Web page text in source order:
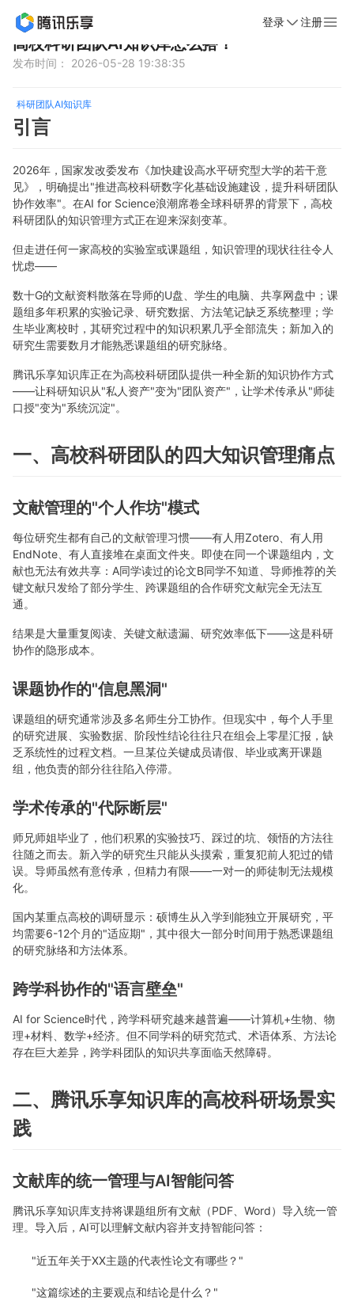
登录 注册
首页 新闻动态
高校科研团队AI知识库怎么搭？
发布时间： 2026-05-28 19:38:35
科研团队AI知识库
引言
2026年，国家发改委发布《加快建设高水平研究型大学的若干意
见》，明确提出"推进高校科研数字化基础设施建设，提升科研团队
协作效率"。在AI for Science浪潮席卷全球科研界的背景下，高校
科研团队的知识管理方式正在迎来深刻变革。
但走进任何一家高校的实验室或课题组，知识管理的现状往往令人
忧虑——
数十G的文献资料散落在导师的U盘、学生的电脑、共享网盘中；课
题组多年积累的实验记录、研究数据、方法笔记缺乏系统整理；学
生毕业离校时，其研究过程中的知识积累几乎全部流失；新加入的
研究生需要数月才能熟悉课题组的研究脉络。
腾讯乐享知识库正在为高校科研团队提供一种全新的知识协作方式
——让科研知识从"私人资产"变为"团队资产"，让学术传承从"师徒
口授"变为"系统沉淀"。
一、高校科研团队的四大知识管理痛点
文献管理的"个人作坊"模式
每位研究生都有自己的文献管理习惯——有人用Zotero、有人用
EndNote、有人直接堆在桌面文件夹。即使在同一个课题组内，文
献也无法有效共享：A同学读过的论文B同学不知道、导师推荐的关
键文献只发给了部分学生、跨课题组的合作研究文献完全无法互
通。
结果是大量重复阅读、关键文献遗漏、研究效率低下——这是科研
协作的隐形成本。
课题协作的"信息黑洞"
课题组的研究通常涉及多名师生分工协作。但现实中，每个人手里
的研究进展、实验数据、阶段性结论往往只在组会上零星汇报，缺
乏系统性的过程文档。一旦某位关键成员请假、毕业或离开课题
组，他负责的部分往往陷入停滞。
学术传承的"代际断层"
师兄师姐毕业了，他们积累的实验技巧、踩过的坑、领悟的方法往
往随之而去。新入学的研究生只能从头摸索，重复犯前人犯过的错
误。导师虽然有意传承，但精力有限——一对一的师徒制无法规模
化。
国内某重点高校的调研显示：硕博生从入学到能独立开展研究，平
均需要6-12个月的"适应期"，其中很大一部分时间用于熟悉课题组
的研究脉络和方法体系。
跨学科协作的"语言壁垒"
AI for Science时代，跨学科研究越来越普遍——计算机+生物、物
理+材料、数学+经济。但不同学科的研究范式、术语体系、方法论
存在巨大差异，跨学科团队的知识共享面临天然障碍。
二、腾讯乐享知识库的高校科研场景实
践
文献库的统一管理与AI智能问答
腾讯乐享知识库支持将课题组所有文献（PDF、Word）导入统一管
理。导入后，AI可以理解文献内容并支持智能问答：
"近五年关于XX主题的代表性论文有哪些？"
"这篇综述的主要观点和结论是什么？"